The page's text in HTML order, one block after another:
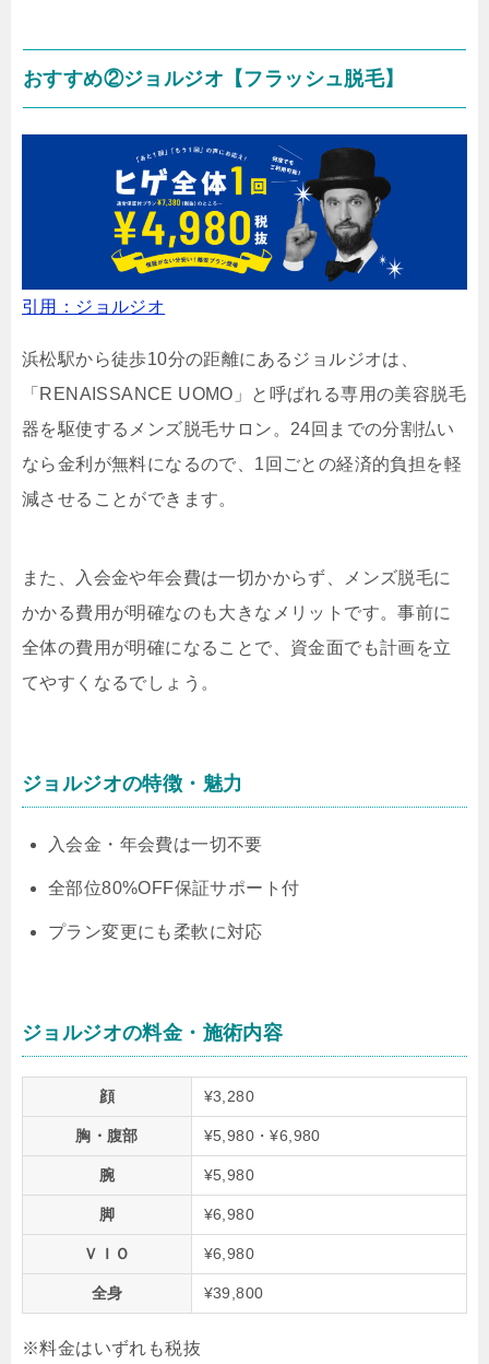
おすすめ②ジョルジオ【フラッシュ脱毛】
引用：ジョルジオ
浜松駅から徒歩10分の距離にあるジョルジオは、
「 RENAISSANCE UOMO 」と呼ばれる専用の美容脱毛
器を駆使するメンズ脱毛サロン。24回までの分割払い
なら金利が無料になるので、1回ごとの経済的負担を軽
減させることができます。
また、入会金や年会費は一切かからず、メンズ脱毛に
かかる費用が明確なのも大きなメリットです。事前に
全体の費用が明確になることで、資金面でも計画を立
てやすくなるでしょう。
ジョルジオの特徴・魅力
入会金・年会費は一切不要
全部位80%OFF保証サポート付
プラン変更にも柔軟に対応
ジョルジオの料金・施術内容
顔 ¥3,280
胸・腹部 ¥5,980・¥6,980
腕 ¥5,980
脚 ¥6,980
ＶＩＯ ¥6,980
全身 ¥39,800
※料金はいずれも税抜